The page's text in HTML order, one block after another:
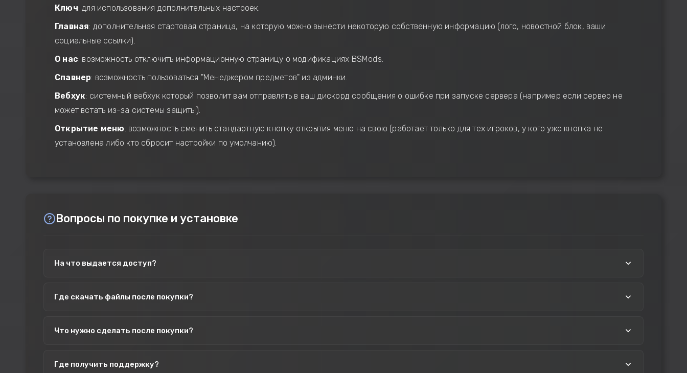
Ключ: для использования дополнительных настроек.
Главная: дополнительная стартовая страница, на которую можно вынести некоторую собственную информацию (лого, новостной блок, ваши
социальные ссылки).
О нас: возможность отключить информационную страницу о модификациях BSMods.
Спавнер: возможность пользоваться "Менеджером предметов" из админки.
Вебхук: системный вебхук который позволит вам отправлять в ваш дискорд сообщения о ошибке при запуске сервера (например если сервер не
может встать из-за системы защиты).
Открытие меню: возможность сменить стандартную кнопку открытия меню на свою (работает только для тех игроков, у кого уже кнопка не
установлена либо кто сбросит настройки по умолчанию).
Вопросы по покупке и установке
На что выдается доступ?
Где скачать файлы после покупки?
Что нужно сделать после покупки?
Где получить поддержку?